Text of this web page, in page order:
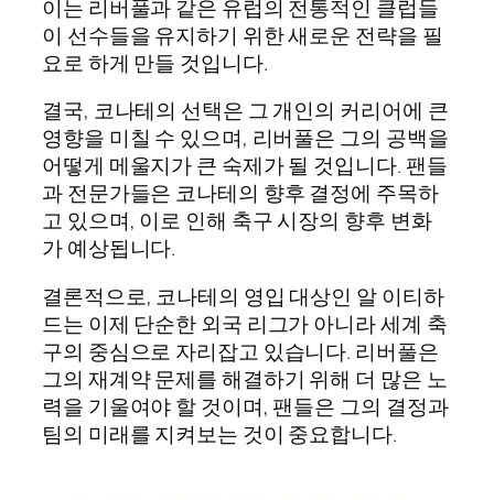
이는 리버풀과 같은 유럽의 전통적인 클럽들
이 선수들을 유지하기 위한 새로운 전략을 필
요로 하게 만들 것입니다.
결국, 코나테의 선택은 그 개인의 커리어에 큰
영향을 미칠 수 있으며, 리버풀은 그의 공백을
어떻게 메울지가 큰 숙제가 될 것입니다. 팬들
과 전문가들은 코나테의 향후 결정에 주목하
고 있으며, 이로 인해 축구 시장의 향후 변화
가 예상됩니다.
결론적으로, 코나테의 영입 대상인 알 이티하
드는 이제 단순한 외국 리그가 아니라 세계 축
구의 중심으로 자리잡고 있습니다. 리버풀은
그의 재계약 문제를 해결하기 위해 더 많은 노
력을 기울여야 할 것이며, 팬들은 그의 결정과
팀의 미래를 지켜보는 것이 중요합니다.